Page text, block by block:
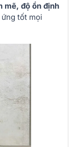
mẽ, độ ổn định
ứng tốt mọi